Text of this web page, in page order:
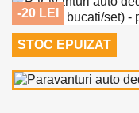
-20 LEI
STOC EPUIZAT